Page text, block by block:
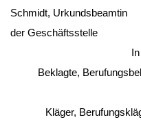
Schmidt, Ur­kunds­be­am­tin
der Geschäfts­stel­le
Be­klag­te,
Kläger,